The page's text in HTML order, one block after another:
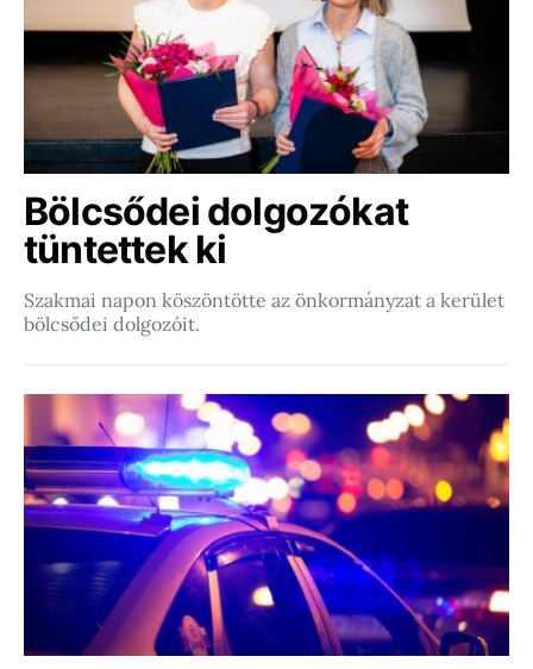
Bölcsődei dolgozókat
tüntettek ki
Szakmai napon köszöntötte az önkormányzat a kerület
bölcsődei dolgozóit.